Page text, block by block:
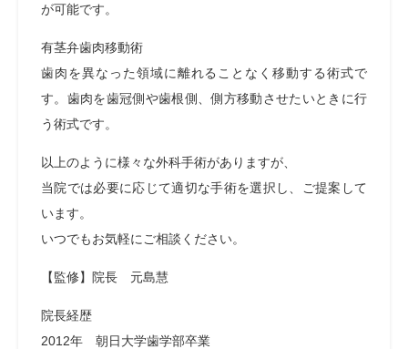
が可能です。
有茎弁歯肉移動術
歯肉を異なった領域に離れることなく移動する術式で
す。歯肉を歯冠側や歯根側、側方移動させたいときに行
う術式です。
以上のように様々な外科手術がありますが、
当院では必要に応じて適切な手術を選択し、ご提案して
います。
いつでもお気軽にご相談ください。
【監修】院長 元島慧
院長経歴
2012年 朝日大学歯学部卒業